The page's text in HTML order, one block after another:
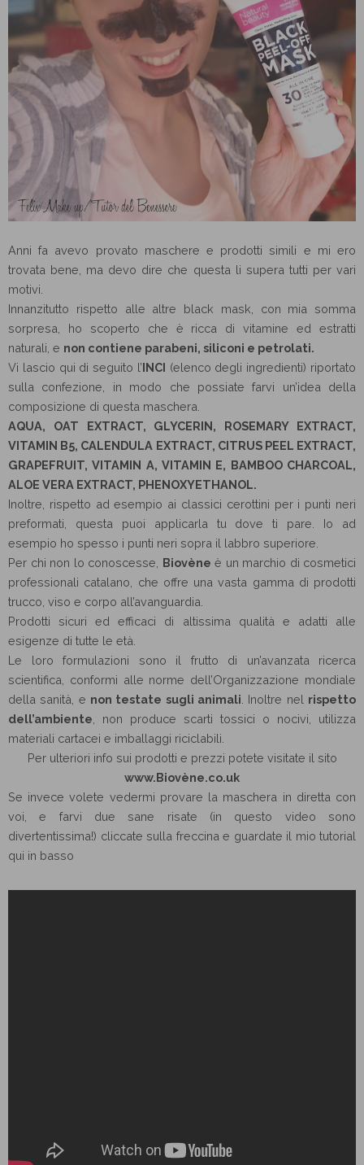
Anni fa avevo provato maschere e prodotti simili e mi ero
trovata bene, ma devo dire che questa li supera tutti per vari
motivi.
Innanzitutto rispetto alle altre black mask, con mia somma
sorpresa, ho scoperto che è ricca di vitamine ed estratti
naturali, e non contiene parabeni, siliconi e petrolati.
Vi lascio qui di seguito l’INCI (elenco degli ingredienti) riportato
sulla confezione, in modo che possiate farvi un’idea della
composizione di questa maschera.
AQUA, OAT EXTRACT, GLYCERIN, ROSEMARY EXTRACT,
VITAMIN B5, CALENDULA EXTRACT, CITRUS PEEL EXTRACT,
GRAPEFRUIT, VITAMIN A, VITAMIN E, BAMBOO CHARCOAL,
ALOE VERA EXTRACT, PHENOXYETHANOL.
Inoltre, rispetto ad esempio ai classici cerottini per i punti neri
preformati, questa puoi applicarla tu dove ti pare. Io ad
esempio ho spesso i punti neri sopra il labbro superiore.
Per chi non lo conoscesse, Biovène è un marchio di cosmetici
professionali catalano, che offre una vasta gamma di prodotti
trucco, viso e corpo all’avanguardia.
Prodotti sicuri ed efficaci di altissima qualità e adatti alle
esigenze di tutte le età.
Le loro formulazioni sono il frutto di un’avanzata ricerca
scientifica, conformi alle norme dell’Organizzazione mondiale
della sanità, e non testate sugli animali . Inoltre nel rispetto
dell’ambiente , non produce scarti tossici o nocivi, utilizza
materiali cartacei e imballaggi riciclabili.
Per ulteriori info sui prodotti e prezzi potete visitate il sito
www.Biovène.co.uk
Se invece volete vedermi provare la maschera in diretta con
voi, e farvi due sane risate (in questo video sono
divertentissima!) cliccate sulla freccina e guardate il mio tutorial
qui in basso